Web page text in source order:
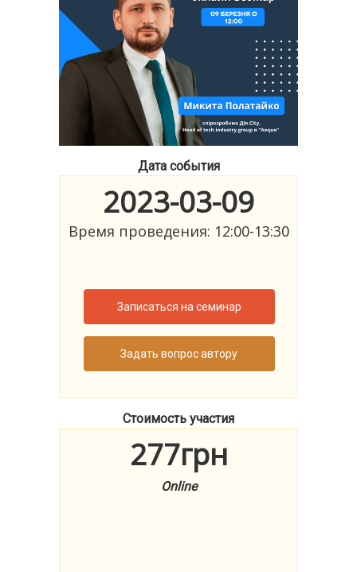
Дата события
2023-03-09
Время проведения: 12:00-13:30
Записаться на семинар
Задать вопрос автору
Стоимость участия
277грн
Online